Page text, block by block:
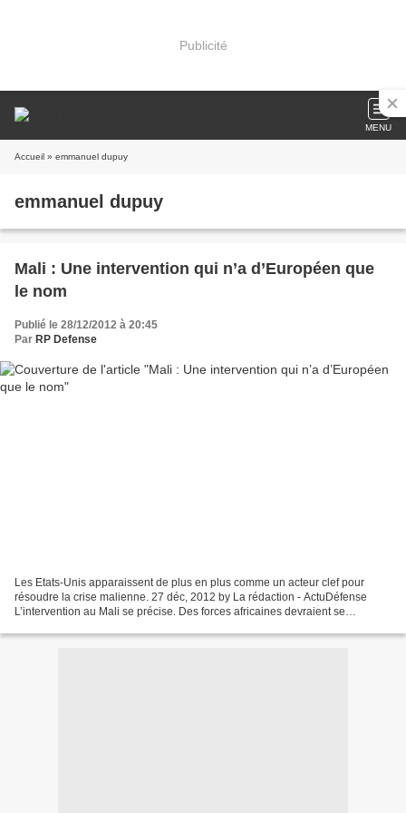
Publicité
MENU
Accueil » emmanuel dupuy
emmanuel dupuy
Mali : Une intervention qui n’a d’Européen que
le nom
Publié le 28/12/2012 à 20:45
Par RP Defense
Les Etats-Unis apparaissent de plus en plus comme un acteur clef pour
résoudre la crise malienne. 27 déc, 2012 by La rédaction - ActuDéfense
L’intervention au Mali se précise. Des forces africaines devraient se